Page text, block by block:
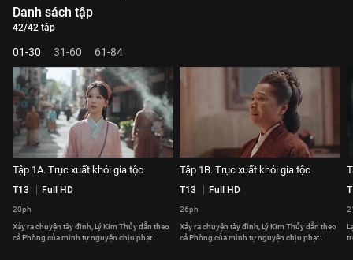
Danh sách tập
42/42 tập
01-30 31-60 61-84
Tập 1A. Trục xuất khỏi gia tộc
T13 Full HD
20ph
Xảy ra chuyện tày đình, Lý Kim Thủy dẫn theo
cả Phòng của mình tự nguyện chịu phạt .
Tập 1B. Trục xuất khỏi gia tộc
T13 Full HD
26ph
Xảy ra chuyện tày đình, Lý Kim Thủy dẫn theo
cả Phòng của mình tự nguyện chịu phạt .